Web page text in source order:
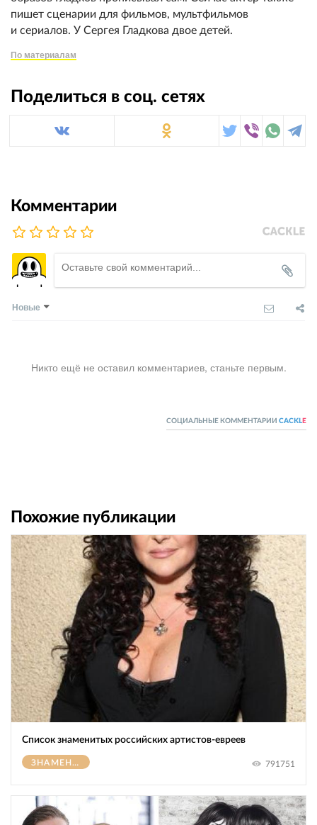
пишет сценарии для фильмов, мультфильмов
и сериалов. У Сергея Гладкова двое детей.
По материалам
Поделиться в соц. сетях
Комментарии
Новые
Никто ещё не оставил комментариев, станьте первым.
СОЦИАЛЬНЫЕ КОММЕНТАРИИ CACKL E
Похожие публикации
Список знаменитых российских артистов-евреев
ЗНАМЕНИТОСТИ 791751